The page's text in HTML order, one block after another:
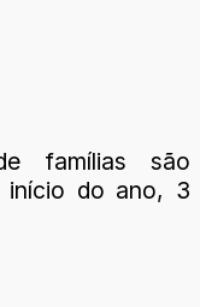
famílias são
início do ano, 3